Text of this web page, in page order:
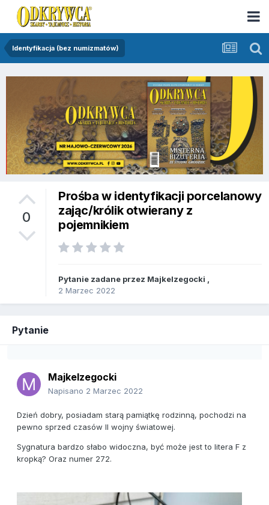
Identyfikacja (bez numizmatów)
0
Prośba w identyfikacji porcelanowy
zając/królik otwierany z
pojemnikiem
Pytanie zadane przez Majkelzegocki
2 Marzec 2022
Pytanie
Majkelzegocki
Napisano 2 Marzec 2022
Dzień dobry, posiadam starą pamiątkę rodzinną, pochodzi na
pewno sprzed czasów II wojny światowej.
Sygnatura bardzo słabo widoczna, być może jest to litera F z
kropką? Oraz numer 272.